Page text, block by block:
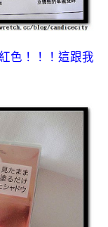
色！！！這跟我